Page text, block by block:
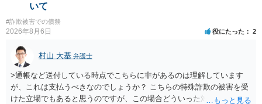
いて
#詐欺被害での債務
2026年8月6日 役にたった 2
村山 大基 弁護士
>通帳など送付している時点でこちらに非があるのは理解しています
が、これは支払うべきなのでしょうか？ こちらの特殊詐欺の被害を受
けた立場でもあると思うのですが、この場合どういった対処が必要で